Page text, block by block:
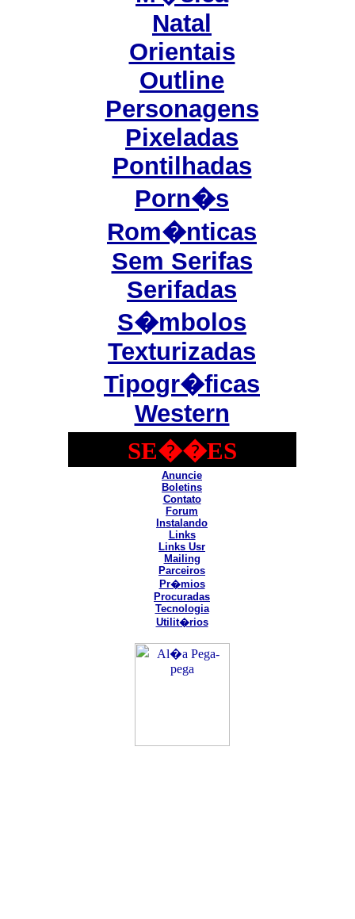
Natal
Orientais
Outline
Personagens
Pixeladas
Pontilhadas
Porn�s
Rom�nticas
Sem Serifas
Serifadas
S�mbolos
Texturizadas
Tipogr�ficas
Western
SE��ES
Anuncie
Boletins
Contato
Forum
Instalando
Links
Links Usr
Mailing
Parceiros
Pr�mios
Procuradas
Tecnologia
Utilit�rios